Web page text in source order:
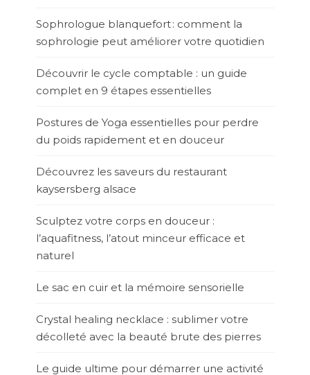
Sophrologue blanquefort : comment la
sophrologie peut améliorer votre quotidien
Découvrir le cycle comptable : un guide
complet en 9 étapes essentielles
Postures de Yoga essentielles pour perdre
du poids rapidement et en douceur
Découvrez les saveurs du restaurant
kaysersberg alsace
Sculptez votre corps en douceur :
l’aquafitness, l’atout minceur efficace et
naturel
Le sac en cuir et la mémoire sensorielle
Crystal healing necklace : sublimer votre
décolleté avec la beauté brute des pierres
Le guide ultime pour démarrer une activité